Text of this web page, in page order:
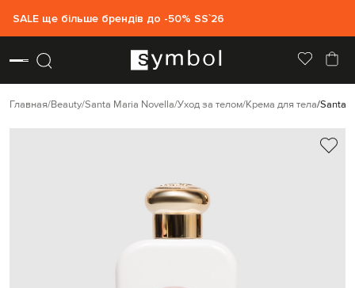
SALE ще більше брендів до -50% SS`26
Главная Beauty Santa Maria Novella Уход за телом Крема для тела Santa